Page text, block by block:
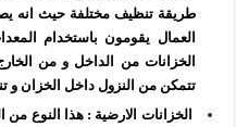
طريقة تنظيف مختلفة حيث انه
العمال يقومون باستخدام
الخزانات من الداخل و من
تتمكن من النزول داخل الخزان و
الخزانات الارضية : هذا النوع